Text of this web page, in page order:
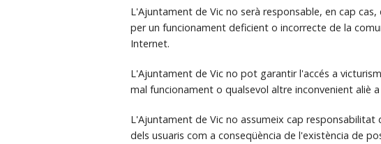
L'Ajuntament de Vic no serà responsable, en cap
per un funcionament deficient o incorrecte de la
Internet.
L'Ajuntament de Vic no pot garantir l'accés a
mal funcionament o qualsevol altre inconvenient aliè
L'Ajuntament de Vic no assumeix cap responsabilitat
dels usuaris com a conseqüència de l'existència de